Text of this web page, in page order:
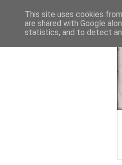
This site uses cookies
are shared with Google
statistics, and to detect